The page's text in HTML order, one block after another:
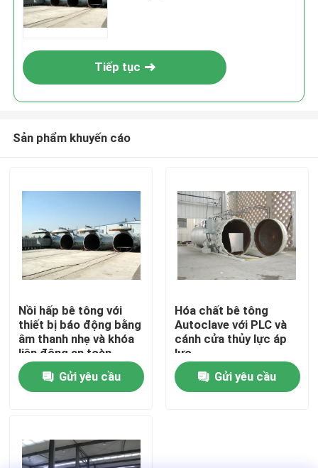
Nhà
Video
Tiếp tục
Sản phẩm khuyến cáo
Nồi hấp bê tông với
thiết bị báo động bằng
âm thanh nhẹ và khóa
liên động an toàn
Gửi yêu cầu
Hóa chất bê tông
Autoclave với PLC và
cánh cửa thủy lực áp
lực
Gửi yêu cầu